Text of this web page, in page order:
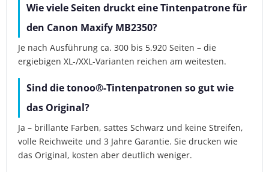
Wie viele Seiten druckt eine Tintenpatrone für
den Canon Maxify MB2350?
Je nach Ausführung ca. 300 bis 5.920 Seiten – die
ergiebigen XL-/XXL-Varianten reichen am weitesten.
Sind die tonoo®-Tintenpatronen so gut wie
das Original?
Ja – brillante Farben, sattes Schwarz und keine Streifen,
volle Reichweite und 3 Jahre Garantie. Sie drucken wie
das Original, kosten aber deutlich weniger.